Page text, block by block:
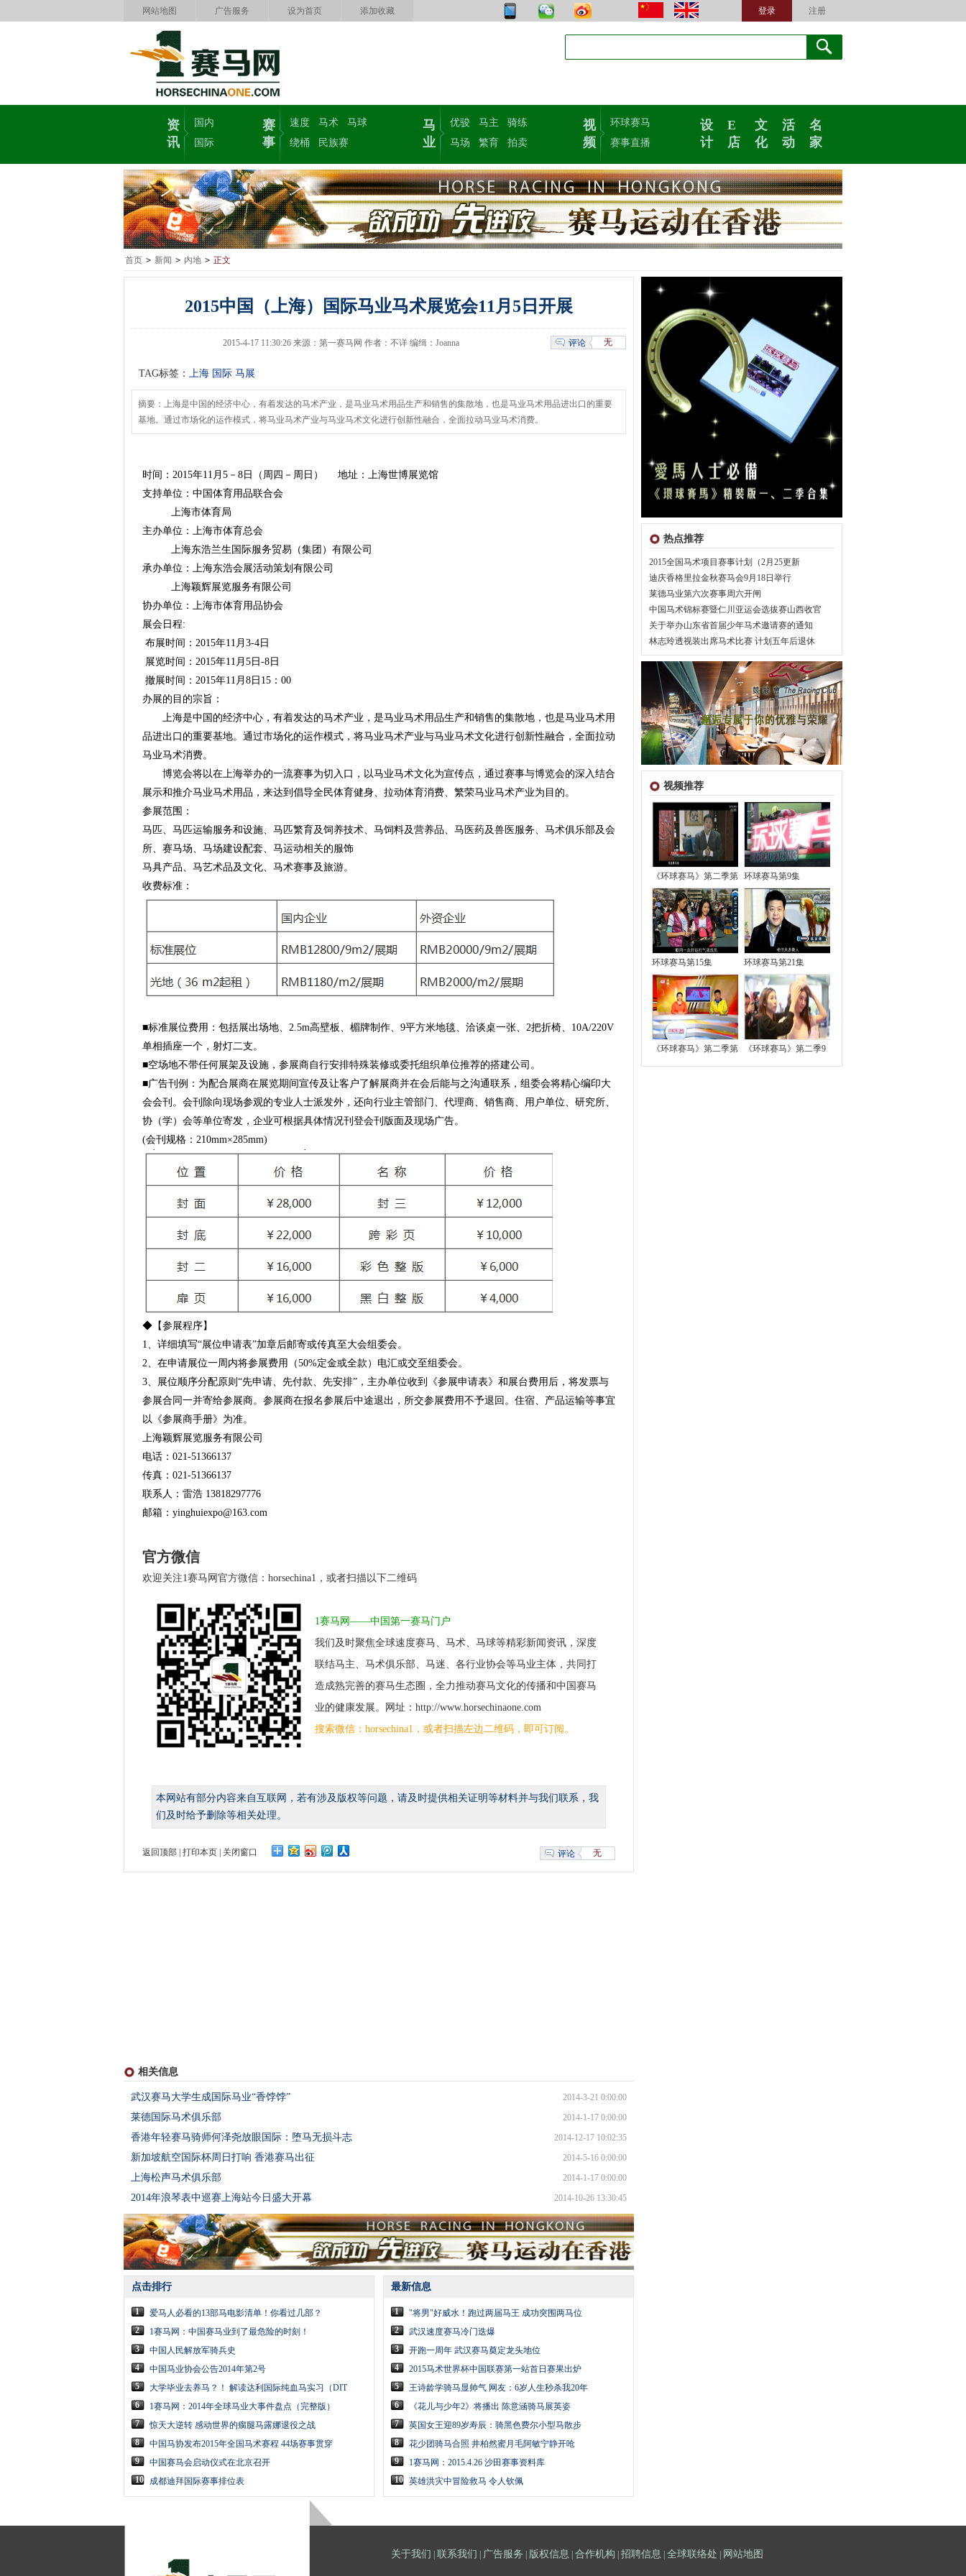
注册
登录
网站地图 广告服务 设为首页 添加收藏
资
讯
国内
国际
赛
事
速度 马术
马球
绕桶
民族赛
马
业
优骏 马主
骑练
马场
繁育 拍卖
视
频
环球赛马
赛事直播
设
计
E
店
文
化
活
动
名
家
首页 > 新闻 > 内地 > 正文
热点推荐
2015全国马术项目赛事计划（2月25更新
迪庆香格里拉金秋赛马会9月18日举行
莱德马业第六次赛事周六开闸
中国马术锦标赛暨仁川亚运会选拔赛山西收官
关于举办山东省首届少年马术邀请赛的通知
林志玲透视装出席马术比赛 计划五年后退休
视频推荐
《环球赛马》第二季第 环球赛马第9集
环球赛马第15集 环球赛马第21集
《环球赛马》第二季第 《环球赛马》第二季9
2015中国（上海）国际马业马术展览会11月5日开展
评论 无
2015-4-17 11:30:26 来源：第一赛马网 作者：不详 编缉：Joanna
TAG标签： 上海 国际 马展
摘要：上海是中国的经济中心，有着发达的马术产业，是马业马术用品生产和销售的集散地，也是马业马术用品进出口的重要
基地。通过市场化的运作模式，将马业马术产业与马业马术文化进行创新性融合，全面拉动马业马术消费。
时间：2015年11月5－8日（周四－周日） 地址：上海世博展览馆
支持单位：中国体育用品联合会
上海市体育局
主办单位：上海市体育总会
上海东浩兰生国际服务贸易（集团）有限公司
承办单位：上海东浩会展活动策划有限公司
上海颖辉展览服务有限公司
协办单位：上海市体育用品协会
展会日程:
布展时间：2015年11月3-4日
展览时间：2015年11月5日-8日
撤展时间：2015年11月8日15：00
办展的目的宗旨：
上海是中国的经济中心，有着发达的马术产业，是马业马术用品生产和销售的集散地，也是马业马术用
品进出口的重要基地。通过市场化的运作模式，将马业马术产业与马业马术文化进行创新性融合，全面拉动
马业马术消费。
博览会将以在上海举办的一流赛事为切入口，以马业马术文化为宣传点，通过赛事与博览会的深入结合
展示和推介马业马术用品，来达到倡导全民体育健身、拉动体育消费、繁荣马业马术产业为目的。
参展范围：
马匹、马匹运输服务和设施、马匹繁育及饲养技术、马饲料及营养品、马医药及兽医服务、马术俱乐部及会
所、赛马场、马场建设配套、马运动相关的服饰
马具产品、马艺术品及文化、马术赛事及旅游。
收费标准：
■标准展位费用：包括展出场地、2.5m高壁板、楣牌制作、9平方米地毯、洽谈桌一张、2把折椅、10A/220V
单相插座一个，射灯二支。
■空场地不带任何展架及设施，参展商自行安排特殊装修或委托组织单位推荐的搭建公司。
■广告刊例：为配合展商在展览期间宣传及让客户了解展商并在会后能与之沟通联系，组委会将精心编印大
会会刊。会刊除向现场参观的专业人士派发外，还向行业主管部门、代理商、销售商、用户单位、研究所、
协（学）会等单位寄发，企业可根据具体情况刊登会刊版面及现场广告。
(会刊规格：210mm×285mm)
◆【参展程序】
1、详细填写“展位申请表”加章后邮寄或传真至大会组委会。
2、在申请展位一周内将参展费用（50%定金或全款）电汇或交至组委会。
3、展位顺序分配原则“先申请、先付款、先安排”，主办单位收到《参展申请表》和展台费用后，将发票与
参展合同一并寄给参展商。参展商在报名参展后中途退出，所交参展费用不予退回。住宿、产品运输等事宜
以《参展商手册》为准。
上海颖辉展览服务有限公司
电话：021-51366137
传真：021-51366137
联系人：雷浩 13818297776
邮箱：yinghuiexpo@163.com
官方微信
欢迎关注1赛马网官方微信：horsechina1，或者扫描以下二维码
1赛马网——中国第一赛马门户
我们及时聚焦全球速度赛马、马术、马球等精彩新闻资讯，深度
联结马主、马术俱乐部、马迷、各行业协会等马业主体，共同打
造成熟完善的赛马生态圈，全力推动赛马文化的传播和中国赛马
业的健康发展。网址：http://www.horsechinaone.com
搜索微信：horsechina1，或者扫描左边二维码，即可订阅。
本网站有部分内容来自互联网，若有涉及版权等问题，请及时提供相关证明等材料并与我们联系，我
们及时给予删除等相关处理。
返回顶部 打印本页 关闭窗口 评论 无
相关信息
武汉赛马大学生成国际马业“香饽饽” 2014-3-21 0:00:00
莱德国际马术俱乐部 2014-1-17 0:00:00
香港年轻赛马骑师何泽尧放眼国际：堕马无损斗志 2014-12-17 10:02:35
新加坡航空国际杯周日打响 香港赛马出征 2014-5-16 0:00:00
上海松声马术俱乐部 2014-1-17 0:00:00
2014年浪琴表中巡赛上海站今日盛大开幕 2014-10-26 13:30:45
点击排行
1
爱马人必看的13部马电影清单！你看过几部？
2
1赛马网：中国赛马业到了最危险的时刻！
3
中国人民解放军骑兵史
4
中国马业协会公告2014年第2号
5
大学毕业去养马？！ 解读达利国际纯血马实习（DIT
6
1赛马网：2014年全球马业大事件盘点（完整版）
7
惊天大逆转 感动世界的瘸腿马露娜退役之战
8
中国马协发布2015年全国马术赛程 44场赛事贯穿
9
中国赛马会启动仪式在北京召开
10
成都迪拜国际赛事排位表
最新信息
1
"将男"好威水！跑过两届马王 成功突围两马位
2
武汉速度赛马冷门迭爆
3
开跑一周年 武汉赛马奠定龙头地位
4
2015马术世界杯中国联赛第一站首日赛果出炉
5
王诗龄学骑马显帅气 网友：6岁人生秒杀我20年
6
《花儿与少年2》将播出 陈意涵骑马展英姿
7
英国女王迎89岁寿辰：骑黑色费尔小型马散步
8
花少团骑马合照 井柏然蜜月毛阿敏宁静开呛
9
1赛马网：2015.4.26 沙田赛事资料库
10 英雄洪灾中冒险救马 令人钦佩
关于我们 联系我们 广告服务 版权信息 合作机构 招聘信息 全球联络处 网站地图